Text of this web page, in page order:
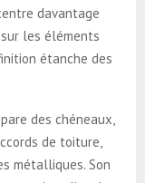
davantage
les éléments
étanche des
des chéneaux,
de toiture,
métalliques. Son